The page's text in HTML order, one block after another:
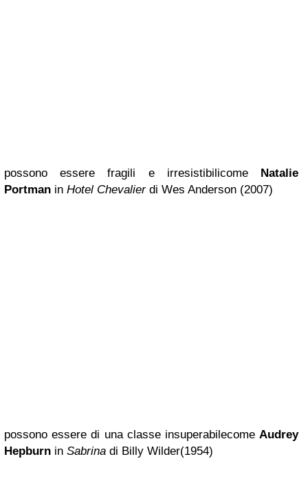
possono essere fragili e irresistibilicome Natalie
Portman in Hotel Chevalierdi Wes Anderson (2007)
possono essere di una classe insuperabilecomeAudrey
Hepburn in Sabrina di Billy Wilder(1954)